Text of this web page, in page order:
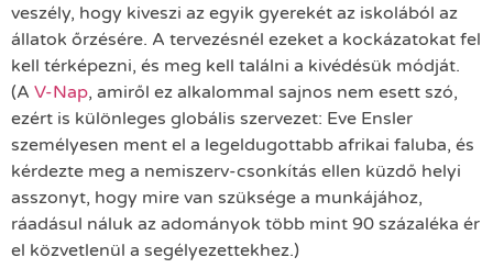
veszély, hogy kiveszi az egyik gyerekét az iskolából az
állatok őrzésére. A tervezésnél ezeket a kockázatokat fel
kell térképezni, és meg kell találni a kivédésük módját.
(A V-Nap, amiről ez alkalommal sajnos nem esett szó,
ezért is különleges globális szervezet: Eve Ensler
személyesen ment el a legeldugottabb afrikai faluba, és
kérdezte meg a nemiszerv-csonkítás ellen küzdő helyi
asszonyt, hogy mire van szüksége a munkájához,
ráadásul náluk az adományok több mint 90 százaléka ér
el közvetlenül a segélyezettekhez.)